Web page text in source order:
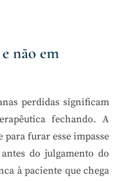
não em
perdidas significam
fechando. A
para furar esse impasse
do julgamento do
à paciente que chega